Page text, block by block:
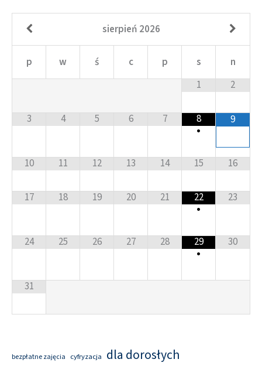
sierpień 2026
p w ś c p s
n
1
2
3 4 5 6 7
8
•
9
10 11 12 13 14 15 16
17 18 19 20 21
22
•
23
24 25 26 27 28
29
•
30
31
bezpłatne zajęcia cyfryzacja dla dorosłych